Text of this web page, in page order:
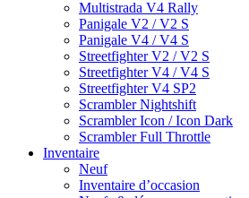
Multistrada V4 Rally
Panigale V2 / V2 S
Panigale V4 / V4 S
Streetfighter V2 / V2 S
Streetfighter V4 / V4 S
Streetfighter V4 SP2
Scrambler Nightshift
Scrambler Icon / Icon Dark
Scrambler Full Throttle
Inventaire
Neuf
Inventaire d’occasion